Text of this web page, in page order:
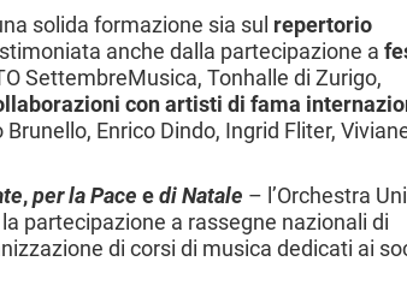
solida formazione sia sul repertorio
anche dalla partecipazione a
SettembreMusica, Tonhalle di Zurigo,
con artisti di fama
Enrico Dindo, Ingrid Fliter,
,per la Pace edi Natale – l’Orchestra
partecipazione a rassegne nazionali di
di corsi di musica dedicati ai